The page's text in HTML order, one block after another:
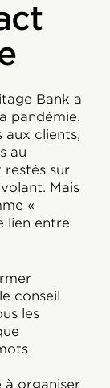
Bank a
pandémie.
aux clients,
au
restés sur
Mais
«
lien entre
conseil
les
à organiser